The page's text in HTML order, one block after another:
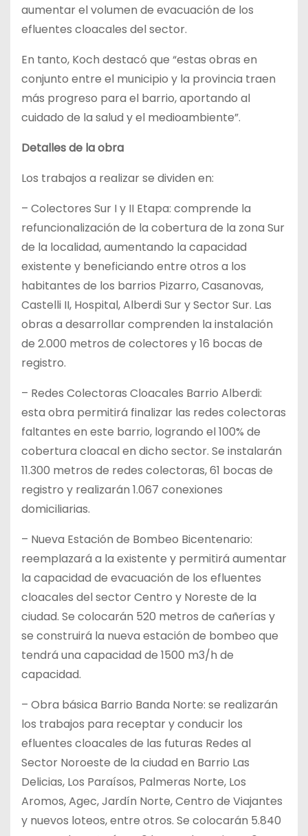
aumentar el volumen de evacuación de los
efluentes cloacales del sector.
En tanto, Koch destacó que “estas obras en
conjunto entre el municipio y la provincia traen
más progreso para el barrio, aportando al
cuidado de la salud y el medioambiente”.
Detalles de la obra
Los trabajos a realizar se dividen en:
– Colectores Sur I y II Etapa: comprende la
refuncionalización de la cobertura de la zona Sur
de la localidad, aumentando la capacidad
existente y beneficiando entre otros a los
habitantes de los barrios Pizarro, Casanovas,
Castelli II, Hospital, Alberdi Sur y Sector Sur. Las
obras a desarrollar comprenden la instalación
de 2.000 metros de colectores y 16 bocas de
registro.
– Redes Colectoras Cloacales Barrio Alberdi:
esta obra permitirá finalizar las redes colectoras
faltantes en este barrio, logrando el 100% de
cobertura cloacal en dicho sector. Se instalarán
11.300 metros de redes colectoras, 61 bocas de
registro y realizarán 1.067 conexiones
domiciliarias.
– Nueva Estación de Bombeo Bicentenario:
reemplazará a la existente y permitirá aumentar
la capacidad de evacuación de los efluentes
cloacales del sector Centro y Noreste de la
ciudad. Se colocarán 520 metros de cañerías y
se construirá la nueva estación de bombeo que
tendrá una capacidad de 1500 m3/h de
capacidad.
– Obra básica Barrio Banda Norte: se realizarán
los trabajos para receptar y conducir los
efluentes cloacales de las futuras Redes al
Sector Noroeste de la ciudad en Barrio Las
Delicias, Los Paraísos, Palmeras Norte, Los
Aromos, Agec, Jardín Norte, Centro de Viajantes
y nuevos loteos, entre otros. Se colocarán 5.840